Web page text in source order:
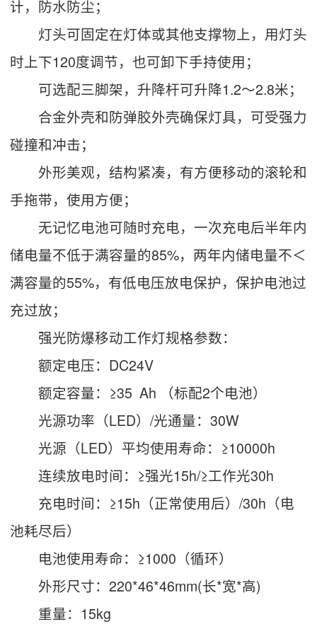
计，防水防尘；
灯头可固定在灯体或其他支撑物上，用灯头
时上下120度调节，也可卸下手持使用；
可选配三脚架，升降杆可升降1.2～2.8米；
合金外壳和防弹胶外壳确保灯具，可受强力
碰撞和冲击；
外形美观，结构紧凑，有方便移动的滚轮和
手拖带，使用方便；
无记忆电池可随时充电，一次充电后半年内
储电量不低于满容量的85%，两年内储电量不＜
满容量的55%，有低电压放电保护，保护电池过
充过放；
强光防爆移动工作灯规格参数：
额定电压：DC24V
额定容量：≥35 Ah （标配2个电池）
光源功率（LED）/光通量：30W
光源（LED）平均使用寿命：≥10000h
连续放电时间：≥强光15h/≥工作光30h
充电时间：≥15h（正常使用后）/30h（电
池耗尽后）
电池使用寿命：≥1000（循环）
外形尺寸：220*46*46mm(长*宽*高)
重量：15kg